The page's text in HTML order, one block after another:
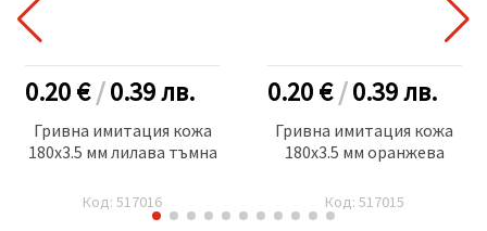
0.20 €/0.39лв.
Гривна имитация кожа
180x3.5 мм лилава тъмна
Код: 517016
0.20 €/0.39лв.
Гривна имитация кожа
180x3.5 мм оранжева
Код: 517015